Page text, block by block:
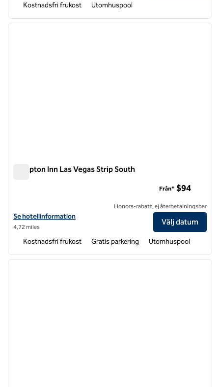
Kostnadsfri frukost Utomhuspool
1 av 12
nästa
Hampton Inn Las Vegas Strip South
Visa hotelldetaljer för Hampton Inn Las Vegas Strip South
Se hotellinformation
4,72 miles
Från* $94
Honors-rabatt, ej återbetalningsbar
Välj datum
Kostnadsfri frukost Gratis parkering Utomhuspool
1 av 12
nästa